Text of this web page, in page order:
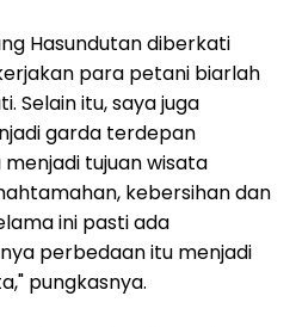
Hasundutan diberkati
para petani biarlah
Selain itu, saya juga
garda terdepan
tujuan wisata
kebersihan dan
ini pasti ada
perbedaan itu menjadi
pungkasnya.